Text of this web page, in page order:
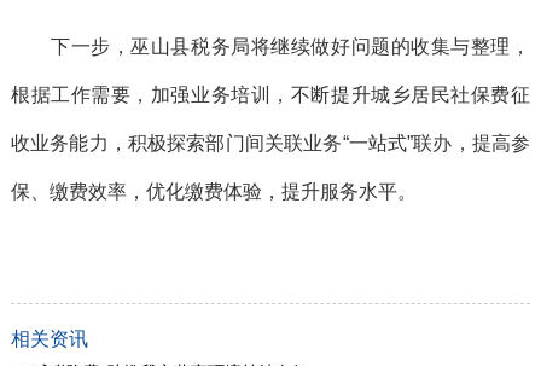
下一步，巫山县税务局将继续做好问题的收集与整理，
根据工作需要，加强业务培训，不断提升城乡居民社保费征
收业务能力，积极探索部门间关联业务“一站式”联办，提高参
保、缴费效率，优化缴费体验，提升服务水平。
相关资讯